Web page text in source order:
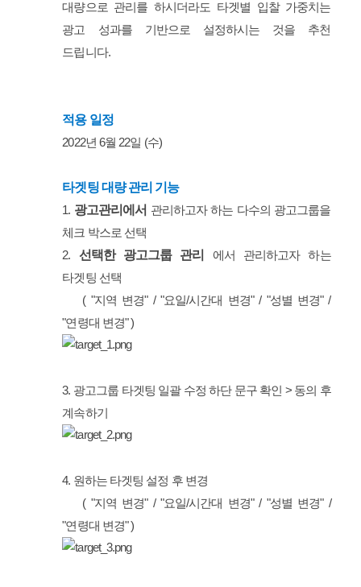
대량으로 관리를 하시더라도 타겟별 입찰 가중치는
광고 성과를 기반으로 설정하시는 것을 추천
드립니다.
적용 일정
2022년 6월 22일 (수)
타겟팅 대량 관리 기능
1. 광고관리에서 관리하고자 하는 다수의 광고그룹을
체크 박스로 선택
2. 선택한 광고그룹 관리
에서 관리하고자 하는
타겟팅 선택
( "지역 변경" / "요일/시간대 변경" / "성별 변경" /
"연령대 변경" )
3. 광고그룹 타겟팅 일괄 수정 하단 문구 확인 > 동의 후
계속하기
4. 원하는 타겟팅 설정 후 변경
( "지역 변경" / "요일/시간대 변경" / "성별 변경" /
"연령대 변경" )